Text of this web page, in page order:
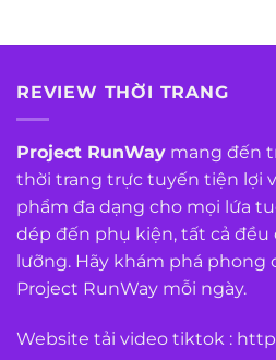
REVIEW THỜI TRANG
Project RunWay mang đến
thời trang trực tuyến tiện lợi
phẩm đa dạng cho mọi lứa
dép đến phụ kiện, tất cả đều
lưỡng. Hãy khám phá phong
Project RunWay mỗi ngày.
Website tải video tiktok :